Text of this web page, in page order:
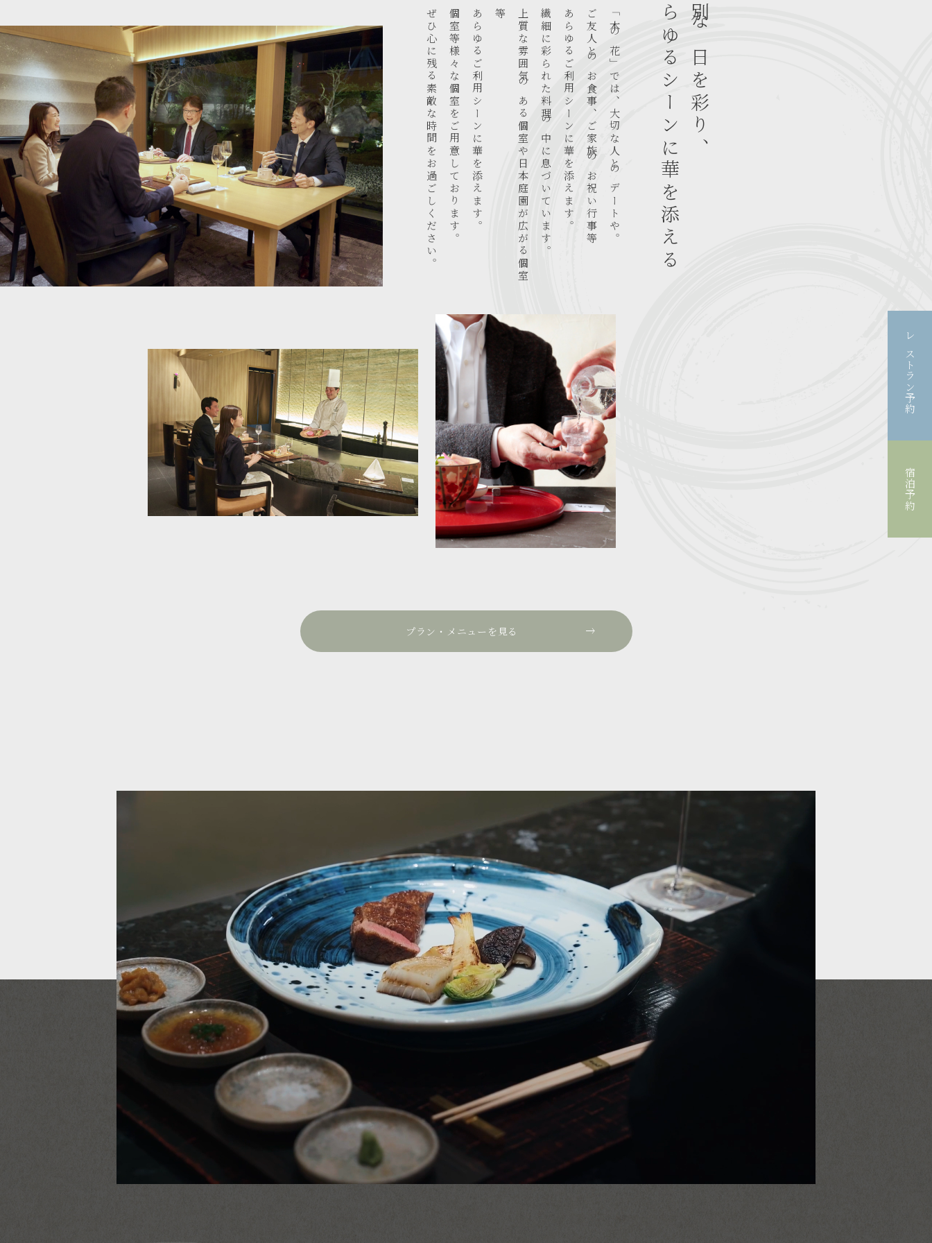
特別な日を彩り、
あらゆるシーンに華を添える
「木の花」では、大切な人とのデートや。
ご友人とのお食事、ご家族のお祝い行事等
あらゆるご利用シーンに華を添えます。
繊細に彩られた料理の中に息づいています。
上
質
な
雰
囲
気
の
あ
る
個
室
や
日
本
庭
園
が
広
が
る
個
室
等
あらゆるご利用シーンに華を添えます。
個室等様々な個室をご用意しております。
ぜひ心に残る素敵な時間をお過ごしください。
プラン・メニューを見る
レストラン予約
宿泊予約